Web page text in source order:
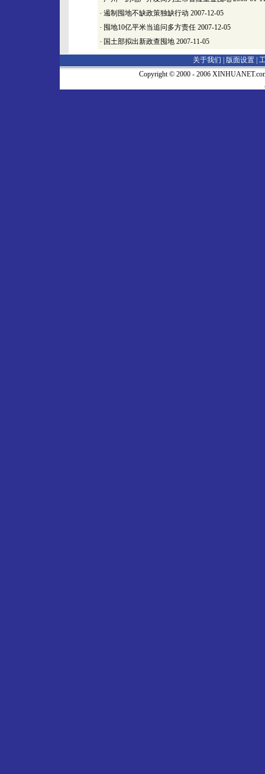
· 遏制囤地不缺政策独缺行动 2007-12-05
· 囤地10亿平米当追问多方责任 2007-12-05
· 国土部拟出新政查囤地 2007-11-05
关于我们 | 版面设置
Copyright © 2000 - 2006